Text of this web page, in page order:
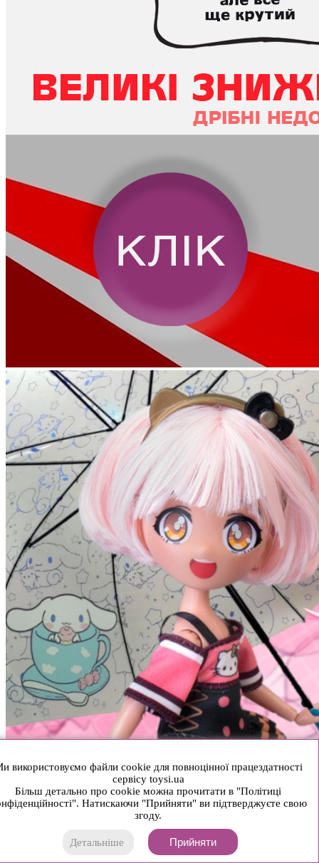
використовуємо файли cookie для повноцінної працездатності
сервісу toysi.ua
Більш детально про cookie можна прочитати в "Політиці
Натискаючи "Прийняти" ви підтверджуєте свою
згоду.
Детальніше Прийняти